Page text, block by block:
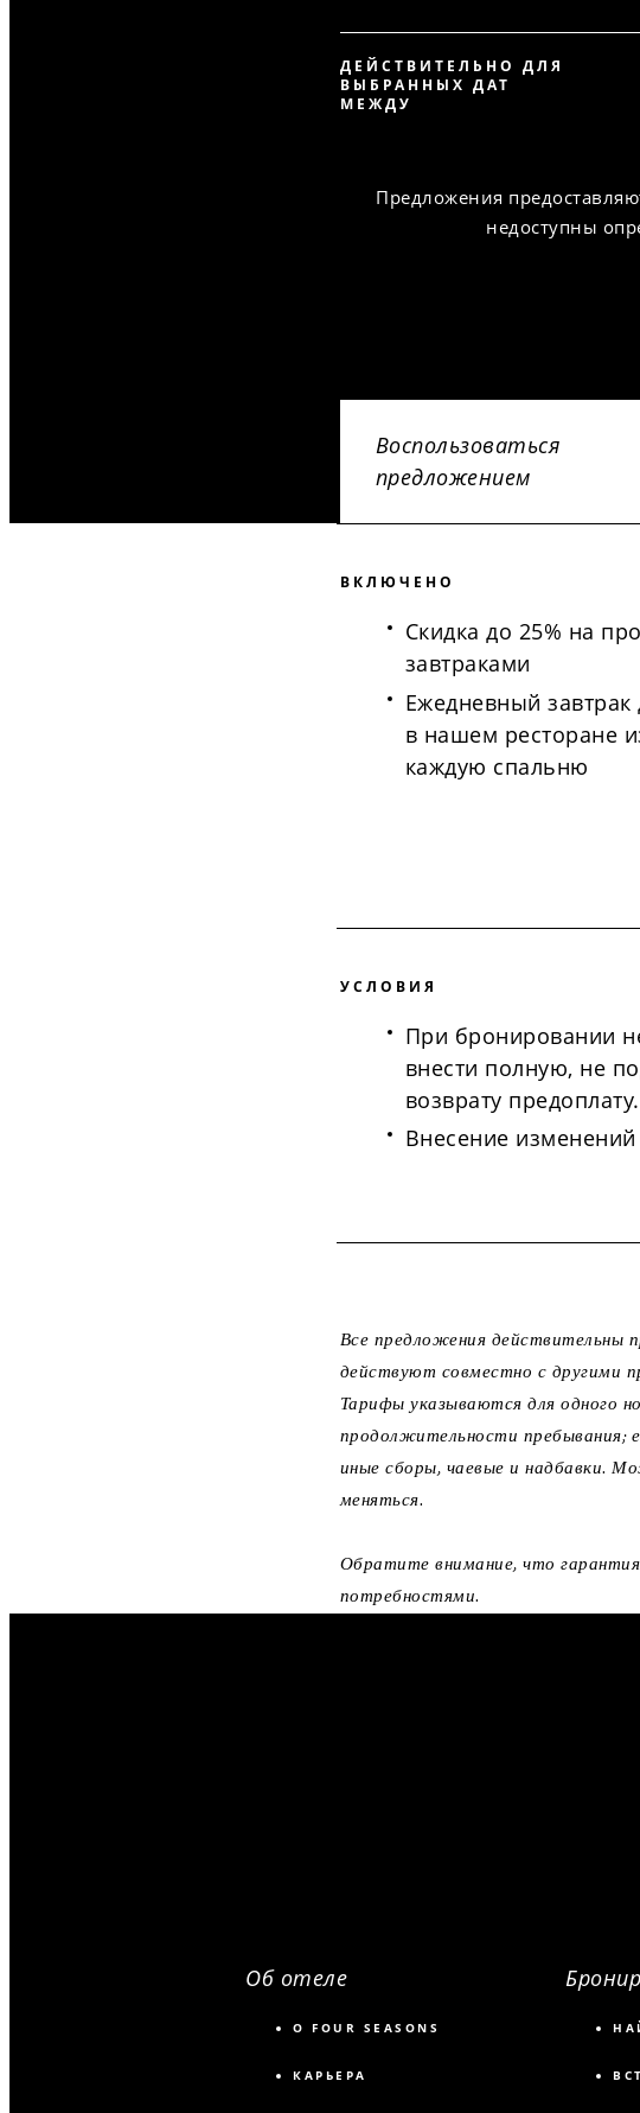
ДЕЙСТВИТЕЛЬНО ДЛЯ
ВЫБРАННЫХ ДАТ
МЕЖДУ
Предложения
недоступны
Воспользоваться
предложением
ВКЛЮЧЕНО
Скидка до 25% на
завтраками
Ежедневный завтрак
в нашем ресторане
каждую спальню
УСЛОВИЯ
При бронировании
внести полную, не
возврату предоплату.
Внесение изменений
Все предложения действительны
действуют совместно с другими
Тарифы указываются для одного
продолжительности пребывания;
иные сборы, чаевые и надбавки.
меняться.
Обратите внимание, что
потребностями.
Об отеле
О FOUR SEASONS
КАРЬЕРА